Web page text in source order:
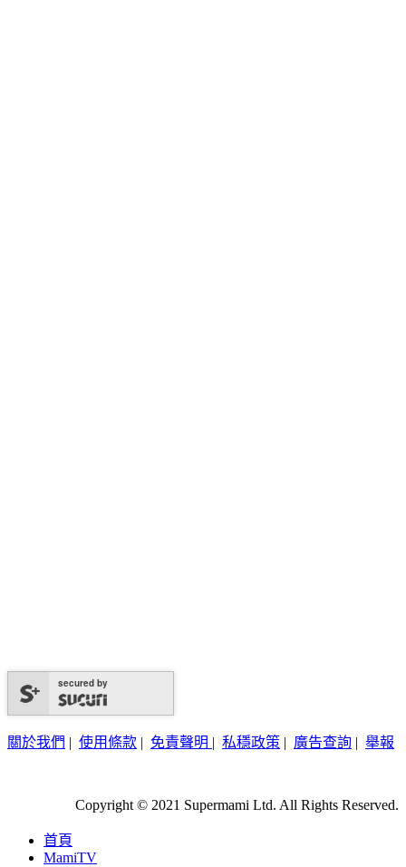
secured by
關於我們 | 使用條款 | 免責聲明 | 私穩政策 | 廣告查詢 | 舉報
Copyright © 2021 Supermami Ltd. All Rights Reserved.
首頁
MamiTV